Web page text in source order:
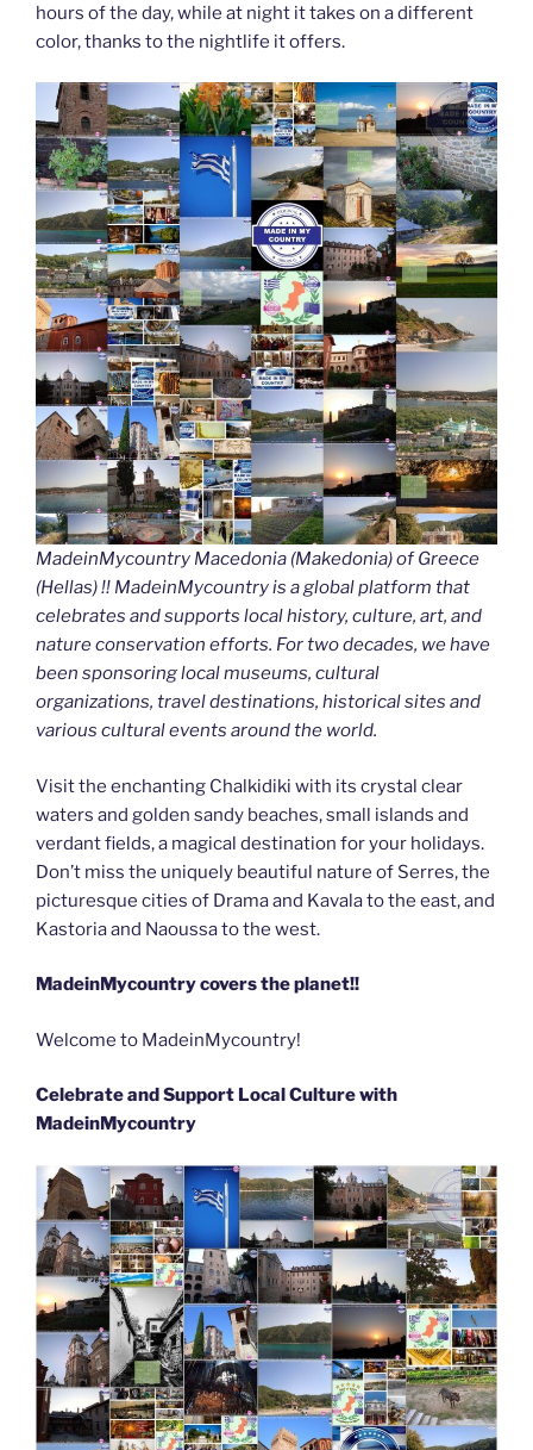
hours of the day, while at night it takes on a different
color, thanks to the nightlife it offers.
MadeinMycountry Macedonia (Makedonia) of Greece
(Hellas) !! MadeinMycountry is a global platform that
celebrates and supports local history, culture, art, and
nature conservation efforts. For two decades, we have
been sponsoring local museums, cultural
organizations, travel destinations, historical sites and
various cultural events around the world.
Visit the enchanting Chalkidiki with its crystal clear
waters and golden sandy beaches, small islands and
verdant fields, a magical destination for your holidays.
Don’t miss the uniquely beautiful nature of Serres, the
picturesque cities of Drama and Kavala to the east, and
Kastoria and Naoussa to the west.
MadeinMycountry covers the planet!!
Welcome to MadeinMycountry!
Celebrate and Support Local Culture with
MadeinMycountry